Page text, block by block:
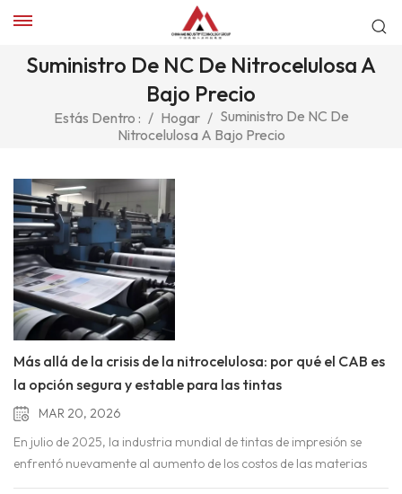
Suministro De NC De Nitrocelulosa A
Bajo Precio
Estás Dentro : / Hogar / Suministro De NC De
Nitrocelulosa A Bajo Precio
Más allá de la crisis de la nitrocelulosa: por qué el CAB es
la opción segura y estable para las tintas
MAR 20, 2026
En julio de 2025, la industria mundial de tintas de impresión se
enfrentó nuevamente al aumento de los costos de las materias
primas. El 3 de julio de 2025, Sun Chemical anunció un aumento